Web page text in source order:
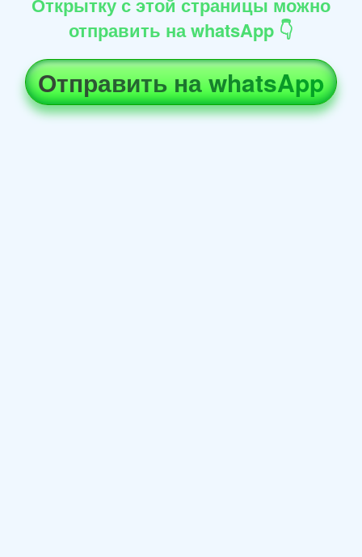
отправить на whatsApp 👇
Отправить на whatsApp